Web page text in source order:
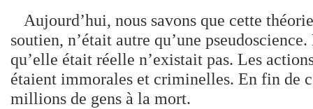
Aujourd’hui, nous savons que cette
soutien, n’était autre qu’une
qu’elle était réelle n’existait pas. Les
étaient immorales et criminelles. En fin de
millions de gens à la mort.